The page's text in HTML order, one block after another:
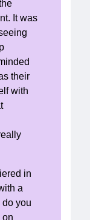
It was
their
with
in
a
you
on